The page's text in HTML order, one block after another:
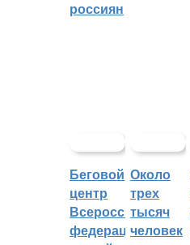
россиян
Беговой
центр
Всероссийской
федерации
Около
трех
тысяч
человек